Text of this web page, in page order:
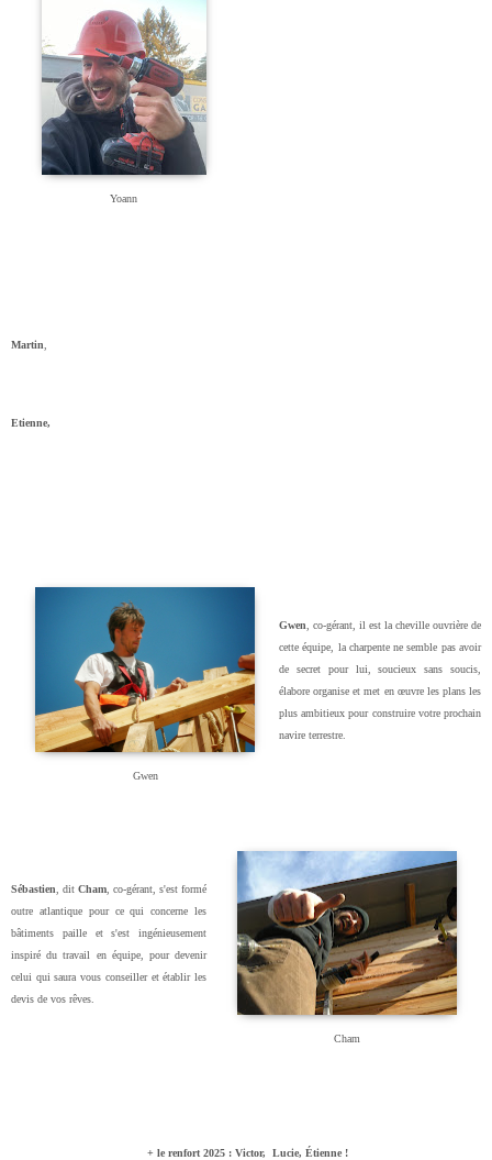
Yoann
Martin
Etienne,
Gwen
Gwen , co-gérant, il est la cheville ouvrière de
cette équipe, la charpente ne semble pas avoir
de secret pour lui, soucieux sans soucis,
élabore organise et met en œuvre les plans les
plus ambitieux pour construire votre prochain
navire terrestre.
Cham
Sébastien , ditCham , co-gérant, s'est formé
outre atlantique pour ce qui concerne les
bâtiments paille et s'est ingénieusement
inspiré du travail en équipe, pour devenir
celui qui saura vous conseiller et établir les
devis de vos rêves.
+ le renfort 2025 : Victor, Lucie, Étienne !